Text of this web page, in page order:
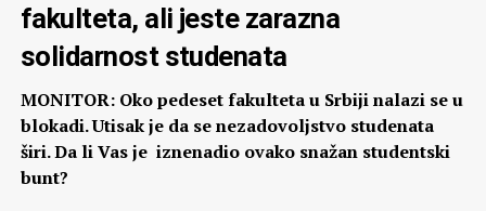
fakulteta, ali jeste zarazna
solidarnost studenata
MONITOR: Oko pedeset fakulteta u Srbiji nalazi se u
blokadi. Utisak je da se nezadovoljstvo studenata
širi. Da li Vas je iznenadio ovako snažan studentski
bunt?